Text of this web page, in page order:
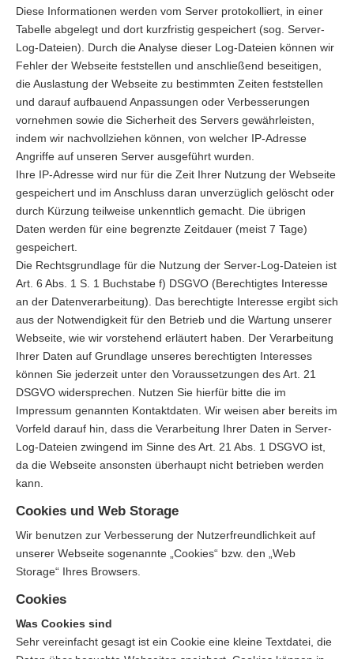
Diese Informationen werden vom Server protokolliert, in einer
Tabelle abgelegt und dort kurzfristig gespeichert (sog. Server-
Log-Dateien). Durch die Analyse dieser Log-Dateien können wir
Fehler der Webseite feststellen und anschließend beseitigen,
die Auslastung der Webseite zu bestimmten Zeiten feststellen
und darauf aufbauend Anpassungen oder Verbesserungen
vornehmen sowie die Sicherheit des Servers gewährleisten,
indem wir nachvollziehen können, von welcher IP-Adresse
Angriffe auf unseren Server ausgeführt wurden.
Ihre IP-Adresse wird nur für die Zeit Ihrer Nutzung der Webseite
gespeichert und im Anschluss daran unverzüglich gelöscht oder
durch Kürzung teilweise unkenntlich gemacht. Die übrigen
Daten werden für eine begrenzte Zeitdauer (meist 7 Tage)
gespeichert.
Die Rechtsgrundlage für die Nutzung der Server-Log-Dateien ist
Art. 6 Abs. 1 S. 1 Buchstabe f) DSGVO (Berechtigtes Interesse
an der Datenverarbeitung). Das berechtigte Interesse ergibt sich
aus der Notwendigkeit für den Betrieb und die Wartung unserer
Webseite, wie wir vorstehend erläutert haben. Der Verarbeitung
Ihrer Daten auf Grundlage unseres berechtigten Interesses
können Sie jederzeit unter den Voraussetzungen des Art. 21
DSGVO widersprechen. Nutzen Sie hierfür bitte die im
Impressum genannten Kontaktdaten. Wir weisen aber bereits im
Vorfeld darauf hin, dass die Verarbeitung Ihrer Daten in Server-
Log-Dateien zwingend im Sinne des Art. 21 Abs. 1 DSGVO ist,
da die Webseite ansonsten überhaupt nicht betrieben werden
kann.
Cookies und Web Storage
Wir benutzen zur Verbesserung der Nutzerfreundlichkeit auf
unserer Webseite sogenannte „Cookies“ bzw. den „Web
Storage“ Ihres Browsers.
Cookies
Was Cookies sind
Sehr vereinfacht gesagt ist ein Cookie eine kleine Textdatei, die